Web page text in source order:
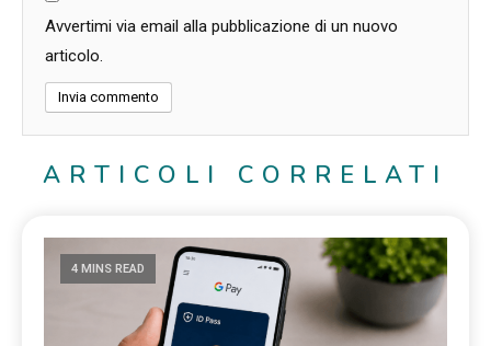
Avvertimi via email alla pubblicazione di un nuovo
articolo.
ARTICOLI CORRELATI
4 MINS READ